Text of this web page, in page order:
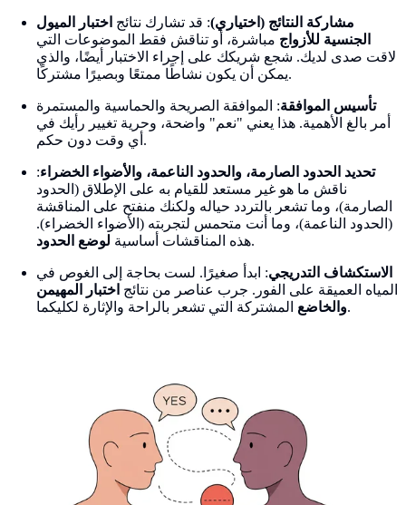
مشاركة النتائج (اختياري): قد تشارك نتائج اختبار الميول
الجنسية للأزواج مباشرة، أو تناقش فقط الموضوعات التي
لاقت صدى لديك. شجع شريكك على إجراء الاختبار أيضًا، والذي
يمكن أن يكون نشاطًا ممتعًا وبصيرًا مشتركًا.
تأسيس الموافقة: الموافقة الصريحة والحماسية والمستمرة
أمر بالغ الأهمية. هذا يعني "نعم" واضحة، وحرية تغيير رأيك في
أي وقت دون حكم.
تحديد الحدود الصارمة، والحدود الناعمة، والأضواء الخضراء:
ناقش ما هو غير مستعد للقيام به على الإطلاق (الحدود
الصارمة)، وما تشعر بالتردد حياله ولكنك منفتح على المناقشة
(الحدود الناعمة)، وما أنت متحمس لتجربته (الأضواء الخضراء).
هذه المناقشات أساسية لوضع الحدود .
الاستكشاف التدريجي: ابدأ صغيرًا. لست بحاجة إلى الغوص في
المياه العميقة على الفور. جرب عناصر من نتائج اختبار المهيمن
والخاضعالمشتركة التي تشعر بالراحة والإثارة لكليكما.